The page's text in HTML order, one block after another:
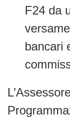
F24 da
bancari